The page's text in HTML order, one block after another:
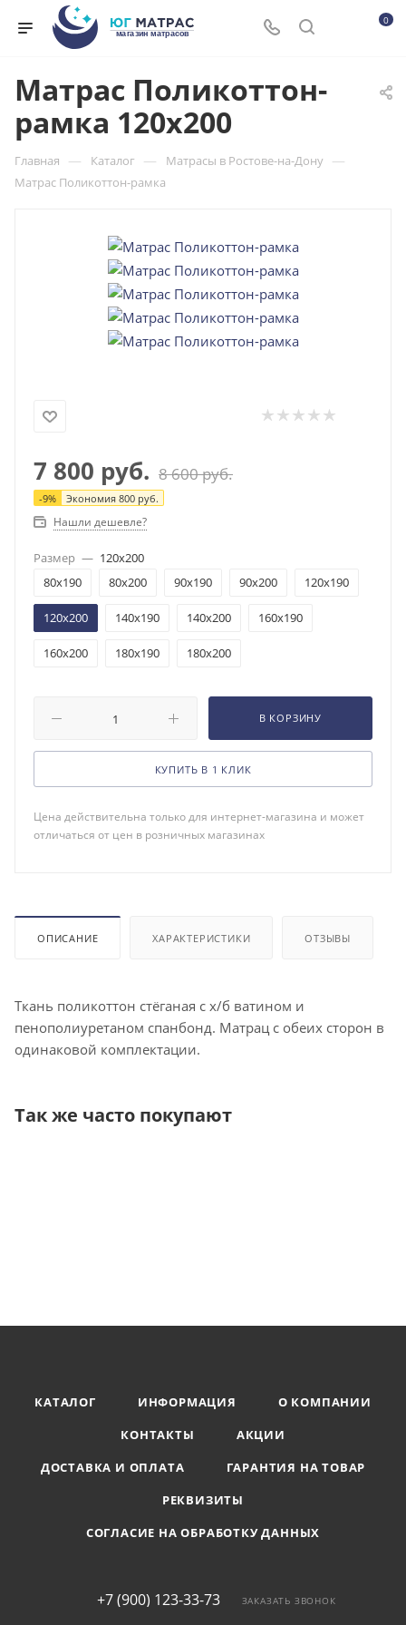
0
Матрас Поликоттон-
рамка 120x200
Главная — Каталог — Матрасы в Ростове-на-Дону —
Матрас Поликоттон-рамка
7 800 руб. 8 600руб.
-9% Экономия 800 руб.
Нашли дешевле?
Размер — 120x200
80x190
80x200 90x190 90x200 120x190
120x200 140x190 140x200 160x190
160x200 180x190 180x200
В КОРЗИНУ
КУПИТЬ В 1 КЛИК
Цена действительна только для интернет-магазина и может
отличаться от цен в розничных магазинах
ОПИСАНИЕ ХАРАКТЕРИСТИКИ ОТЗЫВЫ
Ткань поликоттон стёганая с х/б ватином и
пенополиуретаном спанбонд. Матрац с обеих сторон в
одинаковой комплектации.
Так же часто покупают
КАТАЛОГ ИНФОРМАЦИЯ
О КОМПАНИИ
КОНТАКТЫ
АКЦИИ
ДОСТАВКА И ОПЛАТА
ГАРАНТИЯ НА ТОВАР
РЕКВИЗИТЫ
СОГЛАСИЕ НА ОБРАБОТКУ ДАННЫХ
+7 (900) 123-33-73 ЗАКАЗАТЬ ЗВОНОК